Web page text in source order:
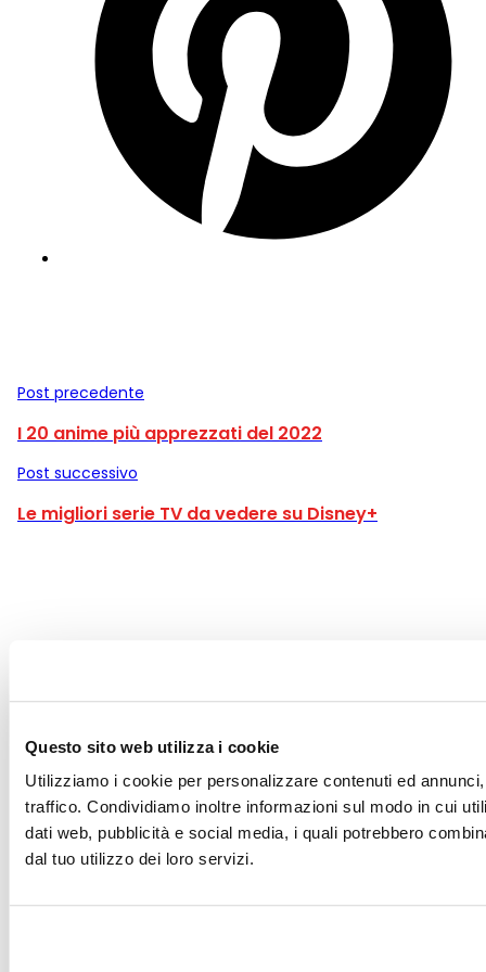
Questo sito web utilizza i cookie
Utilizziamo i cookie per personalizzare contenuti ed
traffico. Condividiamo inoltre informazioni sul modo in cui
dati web, pubblicità e social media, i quali potrebbero
dal tuo utilizzo dei loro servizi.
Post precedente
I 20 anime più apprezzati del 2022
Post successivo
Le migliori serie TV da vedere su Disney+
Articoli correlati